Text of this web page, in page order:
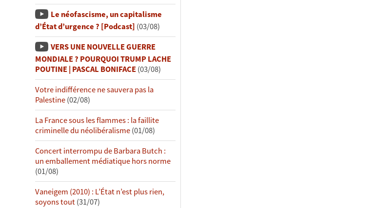
Le néofascisme, un capitalisme
d’État d’urgence ? [Podcast] (03/08)
VERS UNE NOUVELLE GUERRE
MONDIALE ? POURQUOI TRUMP LACHE
POUTINE | PASCAL BONIFACE(03/08)
Votre indifférence ne sauvera pas la
Palestine(02/08)
La France sous les flammes : la faillite
criminelle du néolibéralisme(01/08)
Concert interrompu de Barbara Butch :
un emballement médiatique hors norme
(01/08)
Vaneigem (2010) : L’État n’est plus rien,
soyons tout(31/07)